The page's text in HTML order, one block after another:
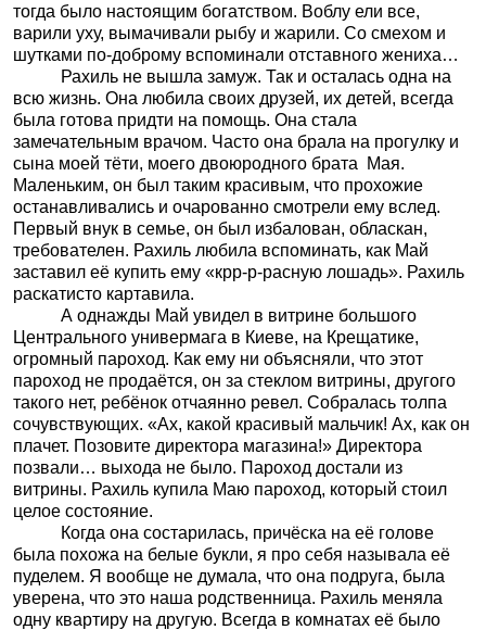
тогда было настоящим богатством. Воблу ели все,
варили уху, вымачивали рыбу и жарили. Со смехом и
шутками по-доброму вспоминали отставного жениха…
Рахиль не вышла замуж. Так и осталась одна на
всю жизнь. Она любила своих друзей, их детей, всегда
была готова придти на помощь. Она стала
замечательным врачом. Часто она брала на прогулку и
сына моей тёти, моего двоюродного брата Мая.
Маленьким, он был таким красивым, что прохожие
останавливались и очарованно смотрели ему вслед.
Первый внук в семье, он был избалован, обласкан,
требователен. Рахиль любила вспоминать, как Май
заставил её купить ему «крр-р-расную лошадь». Рахиль
раскатисто картавила.
А однажды Май увидел в витрине большого
Центрального универмага в Киеве, на Крещатике,
огромный пароход. Как ему ни объясняли, что этот
пароход не продаётся, он за стеклом витрины, другого
такого нет, ребёнок отчаянно ревел. Собралась толпа
сочувствующих. «Ах, какой красивый мальчик! Ах, как он
плачет. Позовите директора магазина!» Директора
позвали… выхода не было. Пароход достали из
витрины. Рахиль купила Маю пароход, который стоил
целое состояние.
Когда она состарилась, причёска на её голове
была похожа на белые букли, я про себя называла её
пуделем. Я вообще не думала, что она подруга, была
уверена, что это наша родственница. Рахиль меняла
одну квартиру на другую. Всегда в комнатах её было